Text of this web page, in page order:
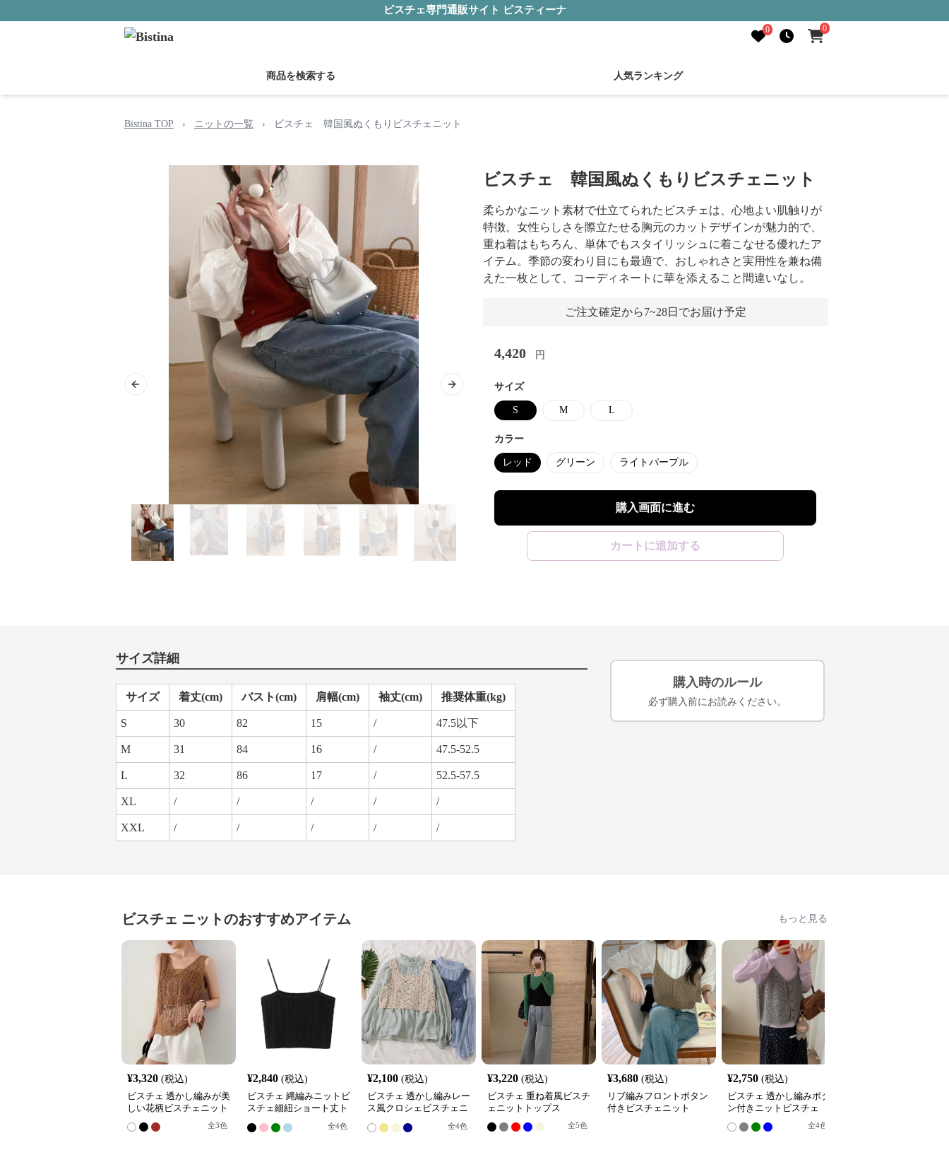
ビスチェ専門通販サイト ビスティーナ
0 0
商品を検索する 人気ランキング
Bistina TOP › ニットの一覧 › ビスチェ 韓国風ぬくもりビスチェニット
Previous slide Next slide
ビスチェ 韓国風ぬくもりビスチェニット
柔らかなニット素材で仕立てられたビスチェは、心地よい肌触りが
特徴。女性らしさを際立たせる胸元のカットデザインが魅力的で、
重ね着はもちろん、単体でもスタイリッシュに着こなせる優れたア
イテム。季節の変わり目にも最適で、おしゃれさと実用性を兼ね備
えた一枚として、コーディネートに華を添えること間違いなし。
ご注文確定から7~28日でお届け予定
4,420 円
サイズ
S M L
カラー
レッド グリーン ライトパープル
購入画面に進む
カートに追加する
サイズ詳細
サイズ 着丈(cm) バスト(cm) 肩幅(cm) 袖丈(cm) 推奨体重(kg)
S 30 82 15 / 47.5以下
M 31 84 16 / 47.5-52.5
L 32 86 17 / 52.5-57.5
XL / / / / /
XXL / / / / /
購入時のルール
必ず購入前にお読みください。
ビスチェ ニットのおすすめアイテム もっと見る
¥3,320 (税込)
ビスチェ 透かし編みが美
しい花柄ビスチェニット
全3色
¥2,840 (税込)
ビスチェ 縄編みニットビ
スチェ細紐ショート丈ト
全4色
¥2,100 (税込)
ビスチェ 透かし編みレー
ス風クロシェビスチェニ
全4色
¥3,220 (税込)
ビスチェ 重ね着風ビスチ
ェニットトップス
全5色
¥3,680 (税込)
リブ編みフロントボタン
付きビスチェニット
¥2,750 (税込)
ビスチェ 透かし編みボタ
ン付きニットビスチェ
全4色